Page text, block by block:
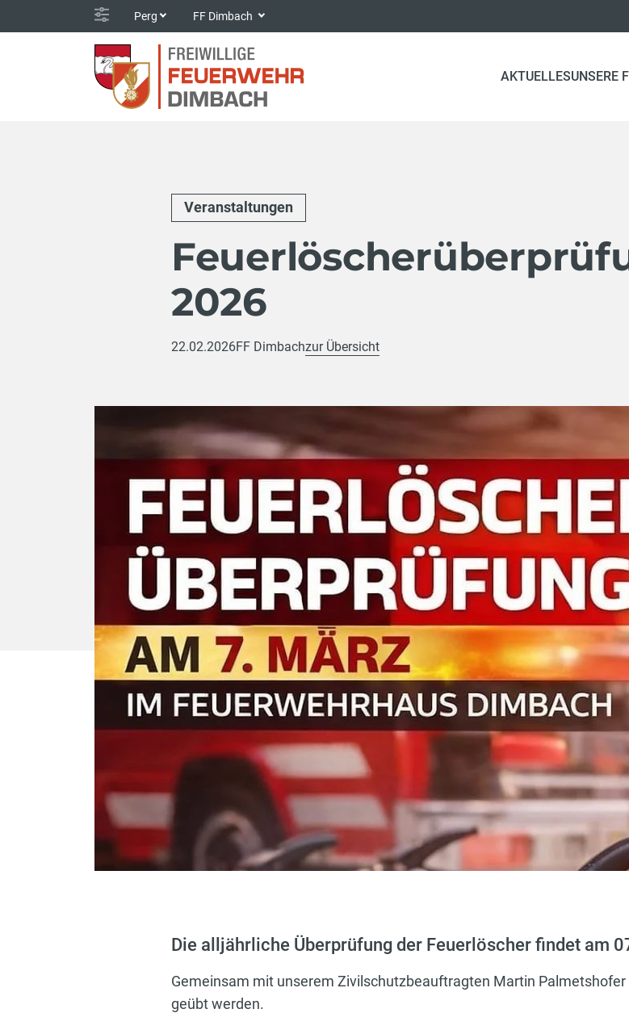
Perg FF Dimbach
AKTUELLESUNSERE
Veranstaltungen
2026
22.02.2026FF Dimbachzur Übersicht
Die alljährliche Überprüfung der Feuerlöscher findet am
Gemeinsam mit unserem Zivilschutzbeauftragten Martin
geübt werden.